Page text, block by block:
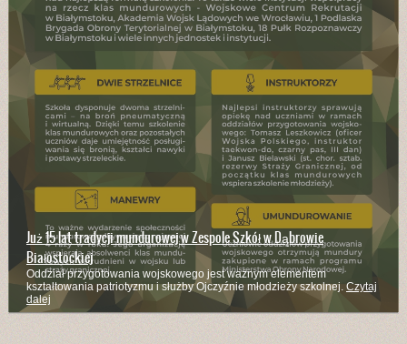
Już 15 lat tradycji mundurowej w Zespole Szkół w Dąbrowie
Białostockiej
Oddział przygotowania wojskowego jest ważnym elementem
kształtowania patriotyzmu i służby Ojczyźnie młodzieży szkolnej. Czytaj
dalej